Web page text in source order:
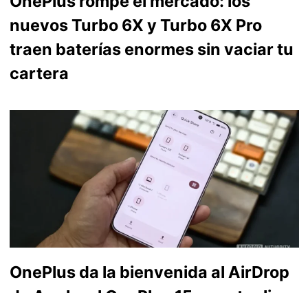
nuevos Turbo 6X y Turbo 6X Pro
traen baterías enormes sin vaciar tu
cartera
OnePlus da la bienvenida al AirDrop